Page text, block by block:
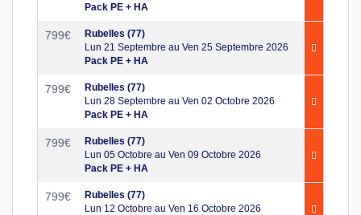
Pack PE + HA
799€
Rubelles (77)
Lun 21 Septembre au Ven 25 Septembre 2026
Pack PE + HA
799€
Rubelles (77)
Lun 28 Septembre au Ven 02 Octobre 2026
Pack PE + HA
799€
Rubelles (77)
Lun 05 Octobre au Ven 09 Octobre 2026
Pack PE + HA
799€
Rubelles (77)
Lun 12 Octobre au Ven 16 Octobre 2026